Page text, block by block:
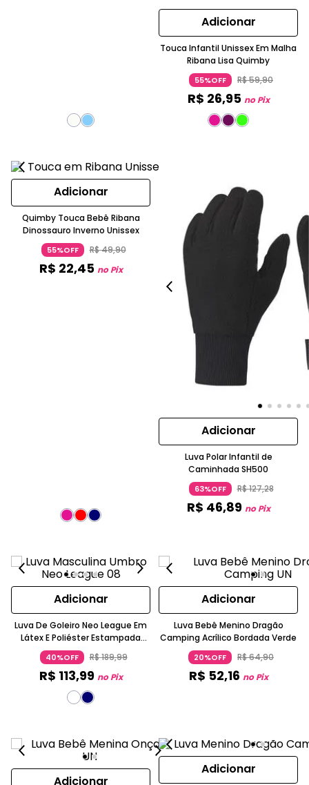
Adicionar
Touca Infantil Unissex Em Malha
Ribana Lisa Quimby
55%OFF R$59,90
R$ 26,95 no Pix
Adicionar
Quimby Touca Bebê Ribana
Dinossauro Inverno Unissex
55%OFF R$49,90
R$ 22,45 no Pix
Adicionar
Luva Polar Infantil de
Caminhada SH500
63%OFF R$127,28
R$ 46,89 no Pix
Adicionar
Luva De Goleiro Neo League Em
Látex E Poliéster Estampada
Umbro
40%OFF R$189,99
R$ 113,99 no Pix
Adicionar
Luva Bebê Menino Dragão
Camping Acrílico Bordada Verde
20%OFF R$64,90
R$ 52,16 no Pix
Adicionar
Adicionar